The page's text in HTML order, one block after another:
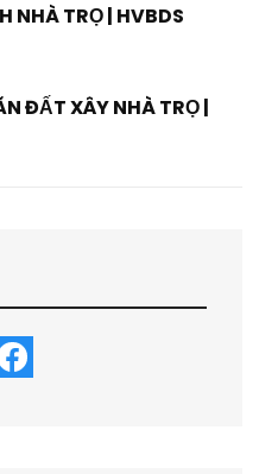
NHÀ TRỌ | HVBDS
ĐẤT XÂY NHÀ TRỌ |